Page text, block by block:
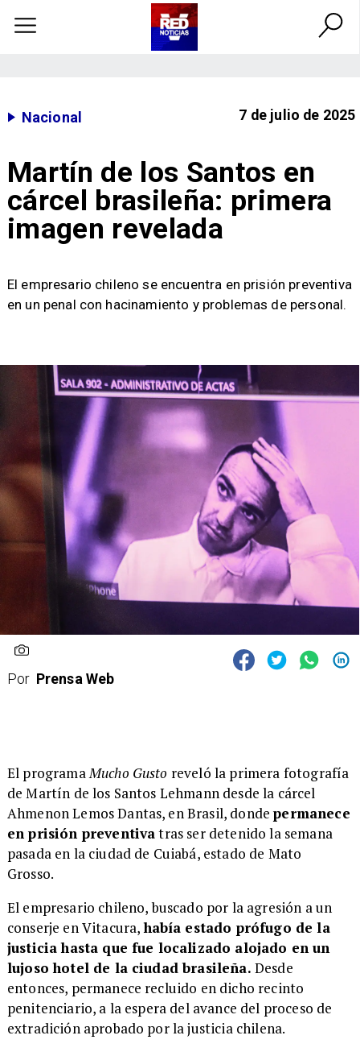
Nacional 7 de julio de 2025
Martín de los Santos en
cárcel brasileña: primera
imagen revelada
El empresario chileno se encuentra en prisión preventiva
en un penal con hacinamiento y problemas de personal.
Por Prensa Web
El programaMucho Gusto reveló la primera fotografía
de Martín de los Santos Lehmann desde la cárcel
Ahmenon Lemos Dantas, en Brasil, dondepermanece
en prisión preventivatras ser detenido la semana
pasada en la ciudad de Cuiabá, estado de Mato
Grosso.
El empresario chileno, buscado por la agresión a un
conserje en Vitacura,había estado prófugo de la
justicia hasta que fue localizado alojado en un
lujoso hotel de la ciudad brasileña. Desde
entonces, permanece recluido en dicho recinto
penitenciario, a la espera del avance del proceso de
extradición aprobado por la justicia chilena.